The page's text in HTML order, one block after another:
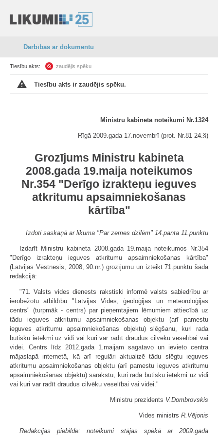
Darbības ar dokumentu
Tiesību akts: zaudējis spēku
Tiesību akts ir zaudējis spēku.
Ministru kabineta noteikumi Nr.1324
Rīgā 2009.gada 17.novembrī (prot. Nr.81 24.§)
Grozījums Ministru kabineta
2008.gada 19.maija noteikumos
Nr.354 "Derīgo izrakteņu ieguves
atkritumu apsaimniekošanas
kārtība"
Izdoti saskaņā ar likuma "Par zemes dzīlēm" 14.panta 11.punktu
Izdarīt Ministru kabineta 2008.gada 19.maija noteikumos Nr.354
"Derīgo izrakteņu ieguves atkritumu apsaimniekošanas kārtība"
(Latvijas Vēstnesis, 2008, 90.nr.) grozījumu un izteikt 71.punktu šādā
redakcijā:
"71. Valsts vides dienests rakstiski informē valsts sabiedrību ar
ierobežotu atbildību "Latvijas Vides, ģeoloģijas un meteoroloģijas
centrs" (turpmāk - centrs) par pieņemtajiem lēmumiem attiecībā uz
tādu ieguves atkritumu apsaimniekošanas objektu (arī pamestu
ieguves atkritumu apsaimniekošanas objektu) slēgšanu, kuri rada
būtisku ietekmi uz vidi vai kuri var radīt draudus cilvēku veselībai vai
videi. Centrs līdz 2012.gada 1.maijam sagatavo un ievieto centra
mājaslapā internetā, kā arī regulāri aktualizē tādu slēgtu ieguves
atkritumu apsaimniekošanas objektu (arī pamestu ieguves atkritumu
apsaimniekošanas objektu) sarakstu, kuri rada būtisku ietekmi uz vidi
vai kuri var radīt draudus cilvēku veselībai vai videi."
Ministru prezidents V.Dombrovskis
Vides ministrs R.Vējonis
Redakcijas piebilde: noteikumi stājas spēkā ar 2009.gada